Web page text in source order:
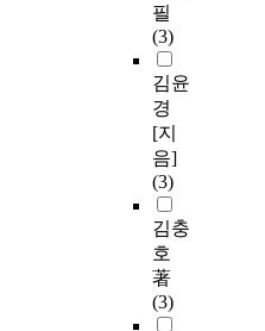
필
(3)
김윤
경
[지
음]
(3)
김충
호
著
(3)